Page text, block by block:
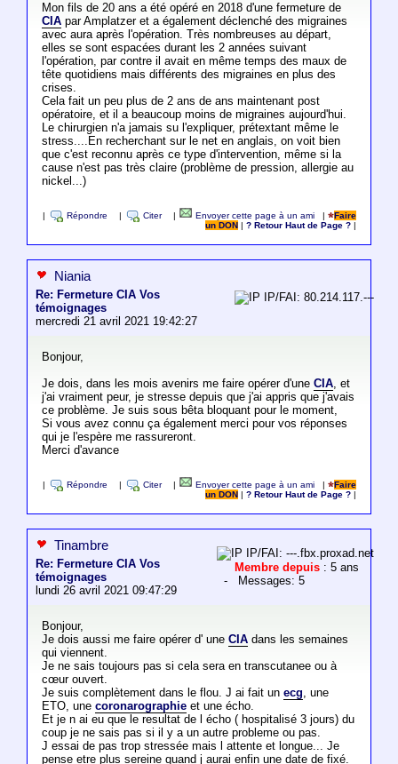
Mon fils de 20 ans a été opéré en 2018 d'une fermeture de
CIApar Amplatzer et a également déclenché des migraines
avec aura après l'opération. Très nombreuses au départ,
elles se sont espacées durant les 2 années suivant
l'opération, par contre il avait en même temps des maux de
tête quotidiens mais différents des migraines en plus des
crises.
Cela fait un peu plus de 2 ans de ans maintenant post
opératoire, et il a beaucoup moins de migraines aujourd'hui.
Le chirurgien n'a jamais su l'expliquer, prétextant même le
stress....En recherchant sur le net en anglais, on voit bien
que c'est reconnu après ce type d'intervention, même si la
cause n'est pas très claire (problème de pression, allergie au
nickel...)
Répondre Citer Envoyer cette page à un ami |
Faire
un DON
|? Retour Haut de Page ?
Niania
Re: Fermeture CIA Vos
témoignages
mercredi 21 avril 2021 19:42:27
IP/FAI: 80.214.117.---
Bonjour,
Je dois, dans les mois avenirs me faire opérer d'une CIA, et
j'ai vraiment peur, je stresse depuis que j'ai appris que j'avais
ce problème. Je suis sous bêta bloquant pour le moment,
Si vous avez connu ça également merci pour vos réponses
qui je l'espère me rassureront.
Merci d'avance
Répondre Citer Envoyer cette page à un ami |
Faire
un DON
|? Retour Haut de Page ?
Tinambre
Re: Fermeture CIA Vos
témoignages
lundi 26 avril 2021 09:47:29
IP/FAI: ---.fbx.proxad.net
Membre depuis : 5 ans
- Messages: 5
Bonjour,
Je dois aussi me faire opérer d' une CIAdans les semaines
qui viennent.
Je ne sais toujours pas si cela sera en transcutanee ou à
cœur ouvert.
Je suis complètement dans le flou. J ai fait un ecg, une
ETO, une coronarographieet une écho.
Et je n ai eu que le resultat de l écho ( hospitalisé 3 jours) du
coup je ne sais pas si il y a un autre probleme ou pas.
J essai de pas trop stressée mais l attente et longue... Je
pense etre plus sereine quand j aurai enfin une date de fixé.